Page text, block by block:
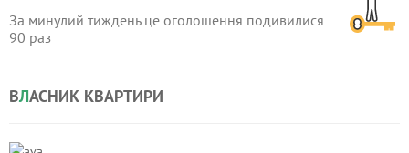
За минулий тиждень це оголошення подивилися
90 раз
ВЛАСНИК КВАРТИРИ